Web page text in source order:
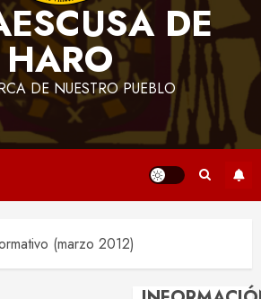
DE
HARO
DE NUESTRO PUEBLO
(marzo 2012)